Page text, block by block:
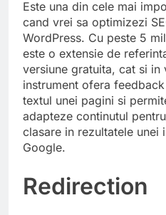
Este una din cele mai
cand vrei sa optimizezi
WordPress. Cu peste 5
este o extensie de
versiune gratuita, cat si in
instrument ofera
textul unei pagini si
adapteze continutul
clasare in rezultatele unei
Google.
Redirection